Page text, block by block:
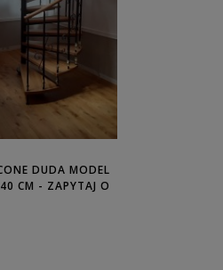
DUDA MODEL
CM - ZAPYTAJ O